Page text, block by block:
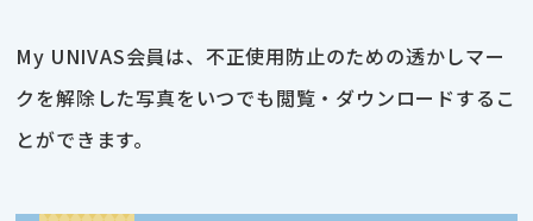
My UNIVAS会員は、不正使用防止のための透かしマー
クを解除した写真をいつでも閲覧・ダウンロードするこ
とができます。